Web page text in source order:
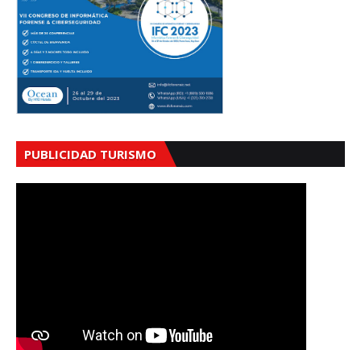
PUBLICIDAD TURISMO